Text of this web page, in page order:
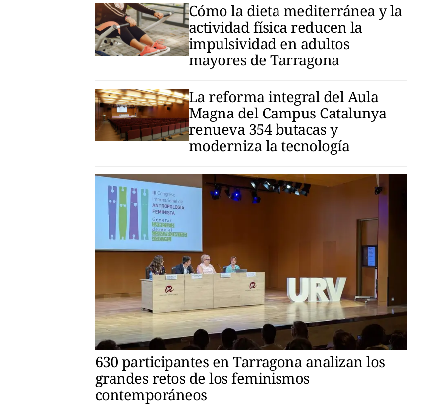
Cómo la dieta mediterránea y la
actividad física reducen la
impulsividad en adultos
mayores de Tarragona
La reforma integral del Aula
Magna del Campus Catalunya
renueva 354 butacas y
moderniza la tecnología
630 participantes en Tarragona analizan los
grandes retos de los feminismos
contemporáneos